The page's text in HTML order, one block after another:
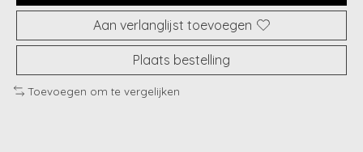
Aan verlanglijst toevoegen
Plaats bestelling
Toevoegen om te vergelijken